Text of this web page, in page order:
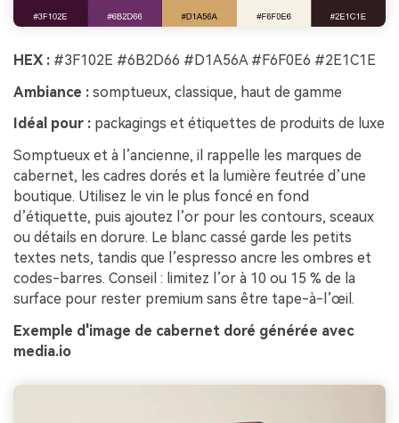
HEX : #3F102E #6B2D66 #D1A56A #F6F0E6 #2E1C1E
Ambiance : somptueux, classique, haut de gamme
Idéal pour : packagings et étiquettes de produits de luxe
Somptueux et à l’ancienne, il rappelle les marques de
cabernet, les cadres dorés et la lumière feutrée d’une
boutique. Utilisez le vin le plus foncé en fond
d’étiquette, puis ajoutez l’or pour les contours, sceaux
ou détails en dorure. Le blanc cassé garde les petits
textes nets, tandis que l’espresso ancre les ombres et
codes-barres. Conseil : limitez l’or à 10 ou 15 % de la
surface pour rester premium sans être tape-à-l’œil.
Exemple d'image de cabernet doré générée avec
media.io